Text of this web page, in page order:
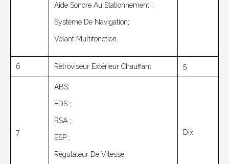
Aide Sonore Au Stationnement ;
Système De Navigation;
Volant Multifonction.
6 Rétroviseur Extérieur Chauffant 5
7
ABS;
EDS ;
RSA ;
ESP ;
Régulateur De Vitesse;
Dix